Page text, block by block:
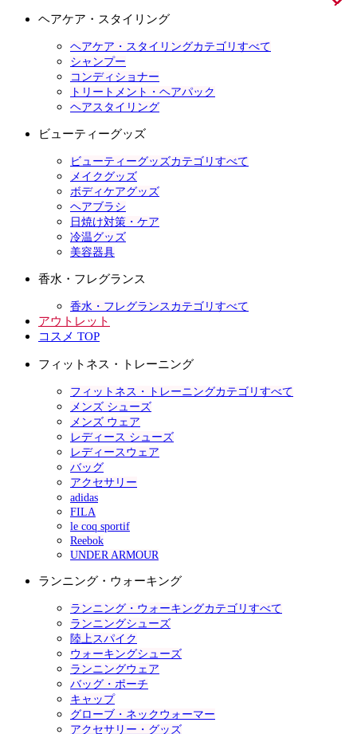
ヘアケア・スタイリング
ヘアケア・スタイリングカテゴリすべて
シャンプー
コンディショナー
トリートメント・ヘアパック
ヘアスタイリング
ビューティーグッズ
ビューティーグッズカテゴリすべて
メイクグッズ
ボディケアグッズ
ヘアブラシ
日焼け対策・ケア
冷温グッズ
美容器具
香水・フレグランス
香水・フレグランスカテゴリすべて
アウトレット
コスメ TOP
フィットネス・トレーニング
フィットネス・トレーニングカテゴリすべて
メンズ シューズ
メンズ ウェア
レディース シューズ
レディースウェア
バッグ
アクセサリー
adidas
FILA
le coq sportif
Reebok
UNDER ARMOUR
ランニング・ウォーキング
ランニング・ウォーキングカテゴリすべて
ランニングシューズ
陸上スパイク
ウォーキングシューズ
ランニングウェア
バッグ・ポーチ
キャップ
グローブ・ネックウォーマー
アクセサリー・グッズ